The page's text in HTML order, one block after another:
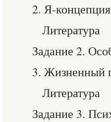
2. Я-
Литература
Задание 2.
3. Жизненный
Литература
Задание 3.